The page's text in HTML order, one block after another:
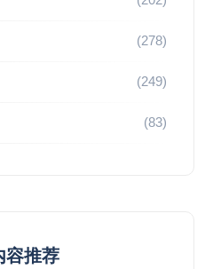
(278)
(249)
(83)
容推荐